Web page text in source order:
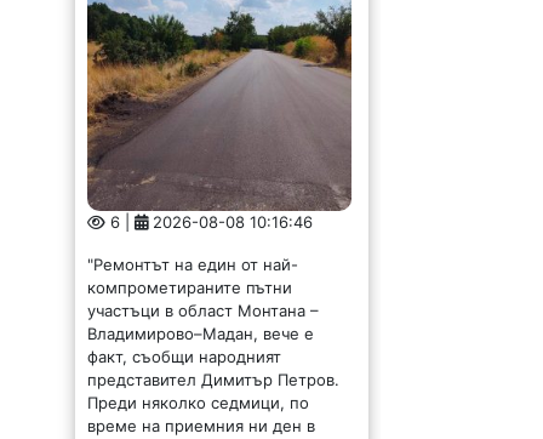
6 | 2026-08-08 10:16:46
компрометираните пътни
участъци в област Монтана –
Владимирово–Мадан, вече е
факт, съобщи народният
представител Димитър Петров.
Преди няколко седмици, по
време на приемния ни ден в
Монтана,...